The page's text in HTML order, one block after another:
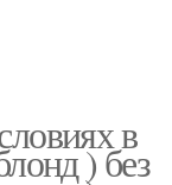
в
) без